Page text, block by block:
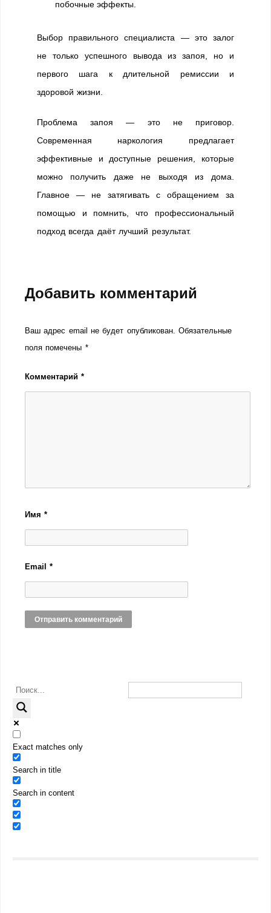
побочные эффекты.
Выбор правильного специалиста — это залог
не только успешного вывода из запоя, но и
первого шага к длительной ремиссии и
здоровой жизни.
Проблема запоя — это не приговор.
Современная наркология предлагает
эффективные и доступные решения, которые
можно получить даже не выходя из дома.
Главное — не затягивать с обращением за
помощью и помнить, что профессиональный
подход всегда даёт лучший результат.
Добавить комментарий
Ваш адрес email не будет опубликован. Обязательные
поля помечены *
Комментарий*
Имя*
Email*
Exact matches only
Search in title
Search in content